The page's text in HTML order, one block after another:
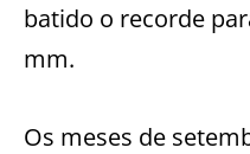
batido o recorde
mm.
Os meses de